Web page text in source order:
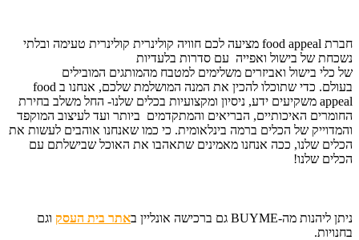
חברת food appeal מציעה לכם חוויה קולינרית קולינרית טעימה ובלתי
נשכחת של בישול ואפייה עם סדרות בלעדיות
של כלי בישול ואביזרים משלימים למטבח מהמותגים המובילים
בעולם. כדי שתוכלו להכין את המנה המושלמת שלכם, אנחנו ב food
appeal משקיעים ידע, ניסיון ומקצועיות בכלים שלנו- החל משלב בחירת
החומרים האיכותיים, הבריאים והמתקדמים ביותר ועד לעיצוב המוקפד
והמדוייק של הכלים ברמה בינלאומית. כי כמו שאנחנו אוהבים לעשות את
הכלים שלנו, ככה אנחנו מאמינים שתאהבו את האוכל שבישלתם עם
הכלים שלנו!
ניתן ליהנות מה-BUYME גם ברכישה אונליין ב אתר בית העסק וגם
בחנויות.